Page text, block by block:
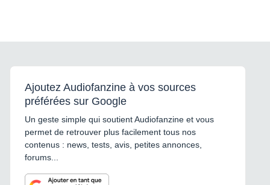
Ajoutez Audiofanzine à vos sources
préférées sur Google
Un geste simple qui soutient Audiofanzine et vous
permet de retrouver plus facilement tous nos
contenus : news, tests, avis, petites annonces,
forums...